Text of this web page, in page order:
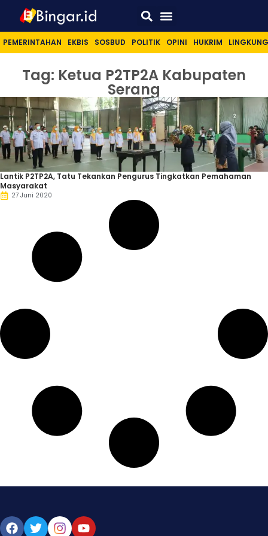
PEMERINTAHAN EKBIS SOSBUD POLITIK OPINI HUKRIM
Tag: Ketua P2TP2A Kabupaten
Serang
Lantik P2TP2A, Tatu Tekankan Pengurus Tingkatkan Pemahaman
Masyarakat
27 Juni 2020